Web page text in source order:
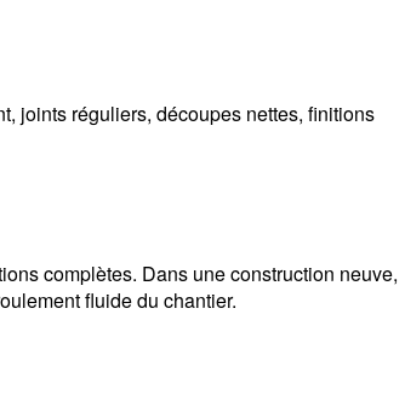
joints réguliers, découpes nettes, finitions
complètes. Dans une construction neuve,
fluide du chantier.